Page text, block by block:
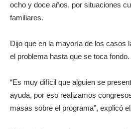
ocho y doce años, por situaciones
familiares.
Dijo que en la mayoría de los casos
el problema hasta que se toca fondo.
“Es muy difícil que alguien se
ayuda, por eso realizamos
masas sobre el programa”, explicó